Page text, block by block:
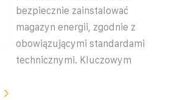
bezpiecznie zainstalować
magazyn energii, zgodnie z
obowiązującymi standardami
technicznymi. Kluczowym